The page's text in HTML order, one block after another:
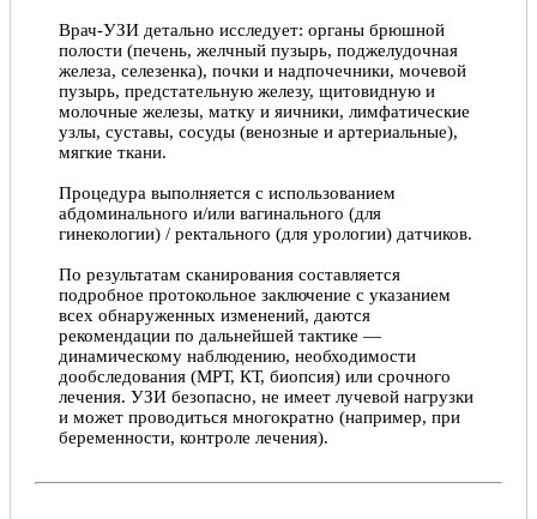
Врач-УЗИ детально исследует: органы брюшной
полости (печень, желчный пузырь, поджелудочная
железа, селезенка), почки и надпочечники, мочевой
пузырь, предстательную железу, щитовидную и
молочные железы, матку и яичники, лимфатические
узлы, суставы, сосуды (венозные и артериальные),
мягкие ткани.
Процедура выполняется с использованием
абдоминального и/или вагинального (для
гинекологии) / ректального (для урологии) датчиков.
По результатам сканирования составляется
подробное протокольное заключение с указанием
всех обнаруженных изменений, даются
рекомендации по дальнейшей тактике —
динамическому наблюдению, необходимости
дообследования (МРТ, КТ, биопсия) или срочного
лечения. УЗИ безопасно, не имеет лучевой нагрузки
и может проводиться многократно (например, при
беременности, контроле лечения).